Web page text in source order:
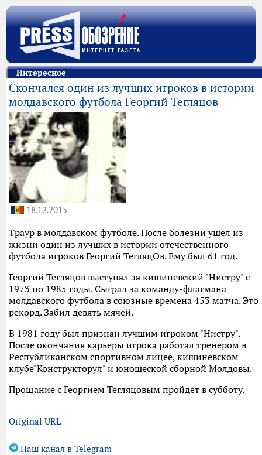
Интересное
Скончался один из лучших игроков в истории
молдавского футбола Георгий Тегляцов
18.12.2015
Траур в молдавском футболе. После болезни ушел из
жизни один из лучших в истории отечественного
футбола игроков Георгий ТегляцОв. Ему был 61 год.
Георгий Тегляцов выступал за кишиневский "Нистру" с
1973 по 1985 годы. Сыграл за команду-флагмана
молдавского футбола в союзные времена 453 матча. Это
рекорд. Забил девять мячей.
В 1981 году был признан лучшим игроком "Нистру".
После окончания карьеры игрока работал тренером в
Республиканском спортивном лицее, кишиневском
клубе"Конструкторул" и юношеской сборной Молдовы.
Прощание с Георгием Тегляцовым пройдет в субботу.
Original URL
Наш канал в Telegram